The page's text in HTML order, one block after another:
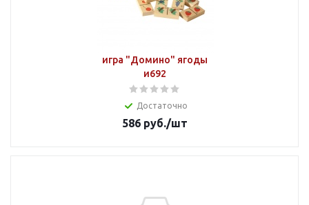
игра "Домино" ягоды
и692
Достаточно
586 руб./шт